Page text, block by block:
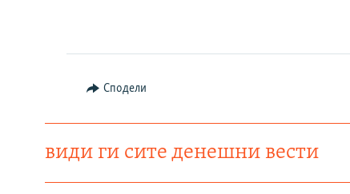
Сподели
види ги сите денешни вести